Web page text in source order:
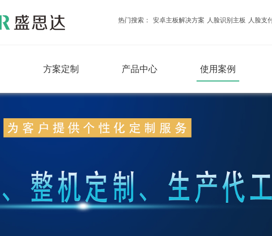
热门搜索： 安卓主板解决方案 人脸识别主板 人脸支
方案定制 产品中心 使用案例